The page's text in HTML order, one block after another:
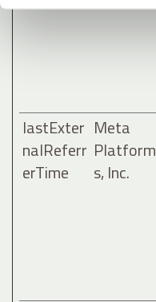
lastExter
nalReferr
erTime
Meta
Platform
s, Inc.